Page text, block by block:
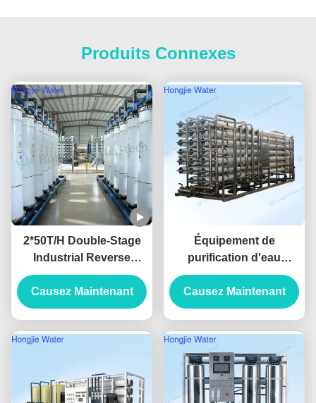
Produits Connexes
2*50T/H Double-Stage
Industrial Reverse
Osmosis Water System
Produced For Ultrapure
Water
Causez Maintenant
Équipement de
purification d'eau
industriel RO à grande
échelle 130 m3/H
380V/220V
Causez Maintenant